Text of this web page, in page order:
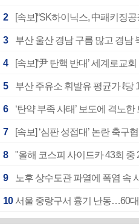
2 [속보]“SK하이닉스, 中패키징
3
4 [속보]‘尹 탄핵 반대’ 세계로교
5 부산 주유소 휘발유 평균가 ℓ
6
7
8 "올해 코스피 사이드카 43회 중
9 노후 상수도관 파열에 폭염 속
10 서울 중랑구서 흉기 난동…60